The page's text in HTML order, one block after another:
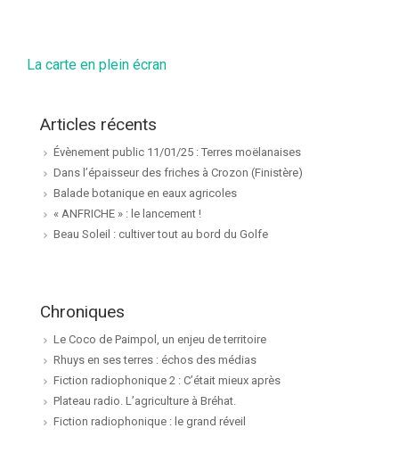
La carte en plein écran
Articles récents
Évènement public 11/01/25 : Terres moëlanaises
Dans l’épaisseur des friches à Crozon (Finistère)
Balade botanique en eaux agricoles
« ANFRICHE » : le lancement !
Beau Soleil : cultiver tout au bord du Golfe
Chroniques
Le Coco de Paimpol, un enjeu de territoire
Rhuys en ses terres : échos des médias
Fiction radiophonique 2 : C’était mieux après
Plateau radio. L’agriculture à Bréhat.
Fiction radiophonique : le grand réveil